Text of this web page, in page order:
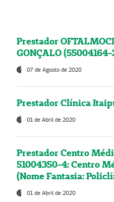
Prestador
GONÇALO (55004164-
07 de Agosto de 2020
Prestador Clínica
01 de Abril de 2020
Prestador Centro
51004350-4: Centro
(Nome Fantasia:
01 de Abril de 2020